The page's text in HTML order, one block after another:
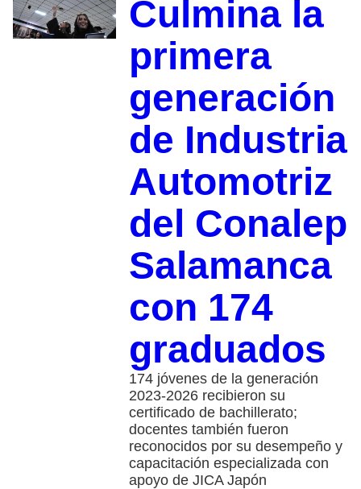
Culmina la
primera
generación
de Industria
Automotriz
del Conalep
Salamanca
con 174
graduados
174 jóvenes de la generación
2023-2026 recibieron su
certificado de bachillerato;
docentes también fueron
reconocidos por su desempeño y
capacitación especializada con
apoyo de JICA Japón